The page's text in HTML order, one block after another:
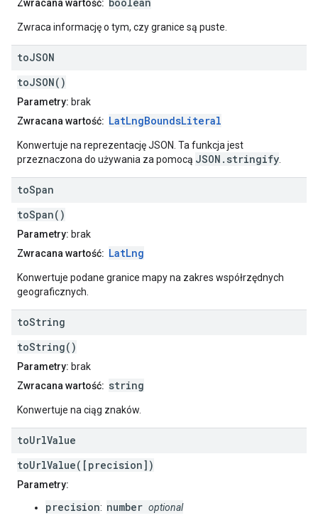
Zwracana wartość:
Zwraca informację o tym, czy granice są puste.
toJSON
toJSON()
Parametry: brak
Zwracana wartość: LatLngBoundsLiteral
Konwertuje na reprezentację JSON. Ta funkcja jest
przeznaczona do używania za pomocą JSON.stringify.
toSpan
toSpan()
Parametry: brak
Zwracana wartość: LatLng
Konwertuje podane granice mapy na zakres współrzędnych
geograficznych.
toString
toString()
Parametry: brak
Zwracana wartość: string
Konwertuje na ciąg znaków.
toUrlValue
toUrlValue([precision])
Parametry:
precision: number optional